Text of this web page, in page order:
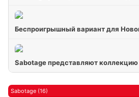
Беспроигрышный вариант для
Sabotage представляют
Sabotage (16)